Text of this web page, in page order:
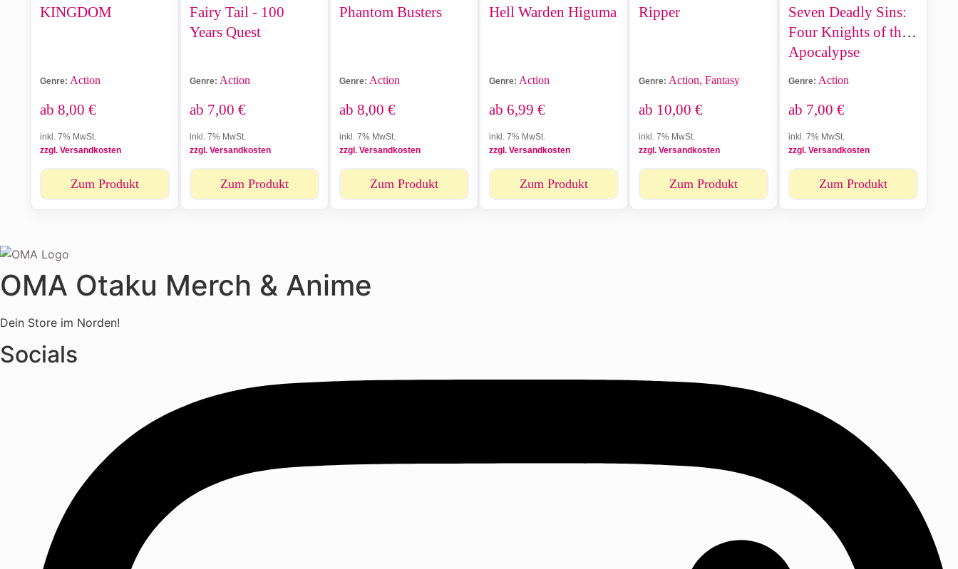
KINGDOM
Genre: Action
ab 8,00 €
inkl. 7% MwSt.
zzgl. Versandkosten
Zum Produkt
Fairy Tail - 100
Years Quest
Genre: Action
ab 7,00 €
inkl. 7% MwSt.
zzgl. Versandkosten
Zum Produkt
Phantom Busters
Genre: Action
ab 8,00 €
inkl. 7% MwSt.
zzgl. Versandkosten
Zum Produkt
Hell Warden Higuma
Genre: Action
ab 6,99 €
inkl. 7% MwSt.
zzgl. Versandkosten
Zum Produkt
Ripper
Genre: Action, Fantasy
ab 10,00 €
inkl. 7% MwSt.
zzgl. Versandkosten
Zum Produkt
Seven Deadly Sins:
Four Knights of the
Apocalypse
Genre: Action
ab 7,00 €
inkl. 7% MwSt.
zzgl. Versandkosten
Zum Produkt
OMA Otaku Merch & Anime
Dein Store im Norden!
Socials